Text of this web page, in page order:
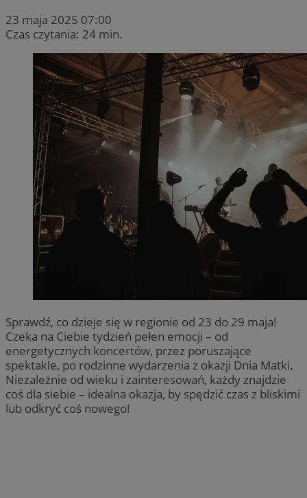
23 maja 2025 07:00
Czas czytania: 24 min.
Sprawdź, co dzieje się w regionie od 23 do 29 maja!
Czeka na Ciebie tydzień pełen emocji – od
energetycznych koncertów, przez poruszające
spektakle, po rodzinne wydarzenia z okazji Dnia Matki.
Niezależnie od wieku i zainteresowań, każdy znajdzie
coś dla siebie – idealna okazja, by spędzić czas z bliskimi
lub odkryć coś nowego!